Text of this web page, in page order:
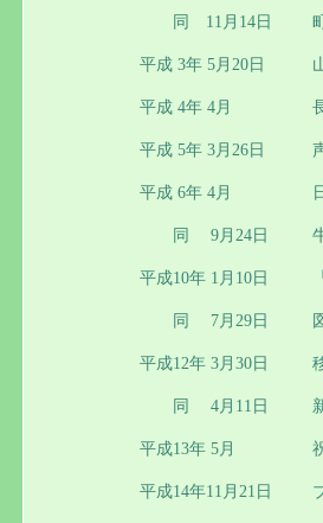
同 11月14日
平成 3年 5月20日
平成 4年 4月
平成 5年 3月26日
平成 6年 4月
同 9月24日
平成10年 1月10日
同 7月29日
平成12年 3月30日
同 4月11日
平成13年 5月
平成14年11月21日